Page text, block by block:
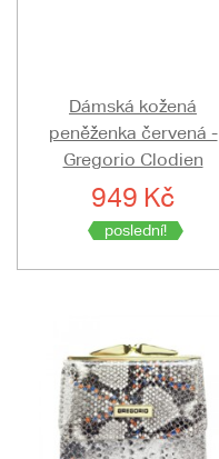
Dámská kožená
peněženka červená -
Gregorio Clodien
949 Kč
poslední!